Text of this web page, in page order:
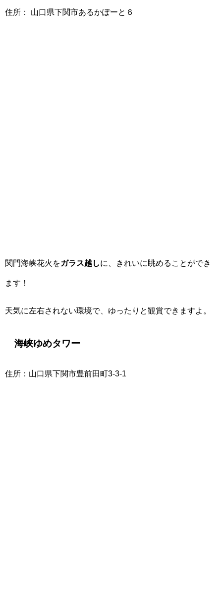
住所： 山口県下関市あるかぽーと６
関門海峡花火をガラス越しに、きれいに眺めることができ
ます！
天気に左右されない環境で、ゆったりと観賞できますよ。
海峡ゆめタワー
住所：山口県下関市豊前田町3-3-1